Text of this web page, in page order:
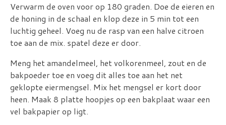
Verwarm de oven voor op 180 graden. Doe de eieren en
de honing in de schaal en klop deze in 5 min tot een
luchtig geheel. Voeg nu de rasp van een halve citroen
toe aan de mix. spatel deze er door.
Meng het amandelmeel, het volkorenmeel, zout en de
bakpoeder toe en voeg dit alles toe aan het net
geklopte eiermengsel. Mix het mengsel er kort door
heen. Maak 8 platte hoopjes op een bakplaat waar een
vel bakpapier op ligt.